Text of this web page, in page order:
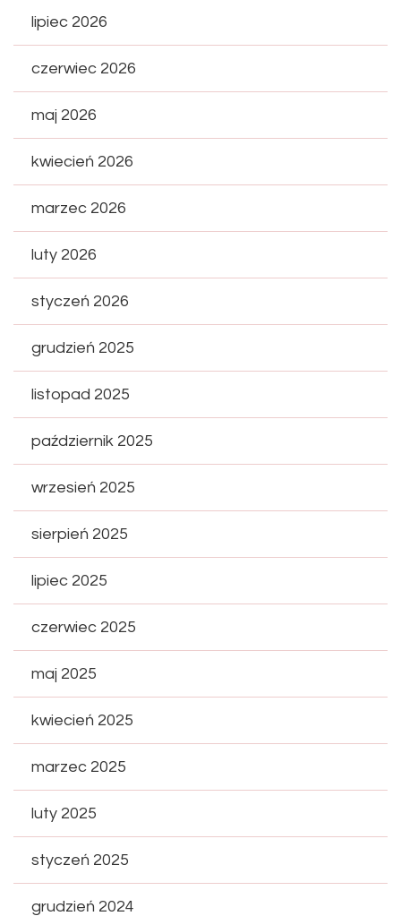
lipiec 2026
czerwiec 2026
maj 2026
kwiecień 2026
marzec 2026
luty 2026
styczeń 2026
grudzień 2025
listopad 2025
październik 2025
wrzesień 2025
sierpień 2025
lipiec 2025
czerwiec 2025
maj 2025
kwiecień 2025
marzec 2025
luty 2025
styczeń 2025
grudzień 2024